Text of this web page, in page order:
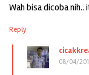
Wah bisa dicoba
Reply
08/04/